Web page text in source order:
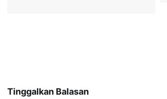
Tinggalkan Balasan